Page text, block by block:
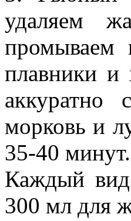
удаляем
промываем
плавники и
аккуратно
морковь и
35-40 минут.
Каждый
300 мл для